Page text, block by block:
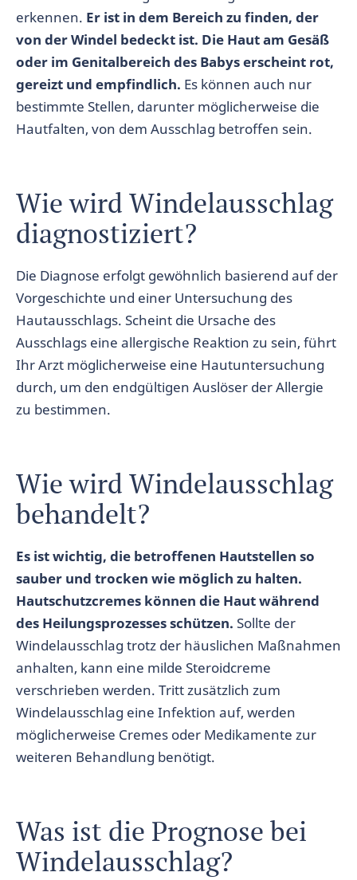
erkennen. Er ist in dem Bereich zu finden, der
von der Windel bedeckt ist. Die Haut am Gesäß
oder im Genitalbereich des Babys erscheint rot,
gereizt und empfindlich. Es können auch nur
bestimmte Stellen, darunter möglicherweise die
Hautfalten, von dem Ausschlag betroffen sein.
Wie wird Windelausschlag
diagnostiziert?
Die Diagnose erfolgt gewöhnlich basierend auf der
Vorgeschichte und einer Untersuchung des
Hautausschlags. Scheint die Ursache des
Ausschlags eine allergische Reaktion zu sein, führt
Ihr Arzt möglicherweise eine Hautuntersuchung
durch, um den endgültigen Auslöser der Allergie
zu bestimmen.
Wie wird Windelausschlag
behandelt?
Es ist wichtig, die betroffenen Hautstellen so
sauber und trocken wie möglich zu halten.
Hautschutzcremes können die Haut während
des Heilungsprozesses schützen. Sollte der
Windelausschlag trotz der häuslichen Maßnahmen
anhalten, kann eine milde Steroidcreme
verschrieben werden. Tritt zusätzlich zum
Windelausschlag eine Infektion auf, werden
möglicherweise Cremes oder Medikamente zur
weiteren Behandlung benötigt.
Was ist die Prognose bei
Windelausschlag?